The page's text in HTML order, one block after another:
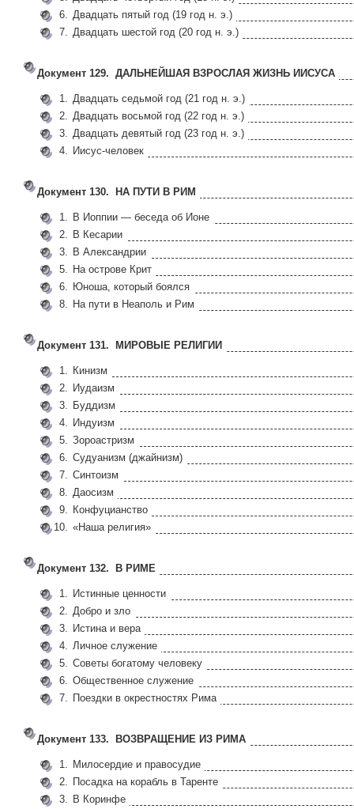
6. Двадцать пятый год (19 год н. э.)
7. Двадцать шестой год (20 год н. э.)
Документ 129. ДАЛЬНЕЙШАЯ ВЗРОСЛАЯ ЖИЗНЬ ИИСУСА
1. Двадцать седьмой год (21 год н. э.)
2. Двадцать восьмой год (22 год н. э.)
3. Двадцать девятый год (23 год н. э.)
4. Иисус-человек
Документ 130. НА ПУТИ В РИМ
1. В Иоппии — беседа об Ионе
2. В Кесарии
3. В Александрии
5. На острове Крит
6. Юноша, который боялся
8. На пути в Неаполь и Рим
Документ 131. МИРОВЫЕ РЕЛИГИИ
1. Кинизм
2. Иудаизм
3. Буддизм
4. Индуизм
5. Зороастризм
6. Судуанизм (джайнизм)
7. Синтоизм
8. Даосизм
9. Конфуцианство
10. «Наша религия»
Документ 132. В РИМЕ
1. Истинные ценности
2. Добро и зло
3. Истина и вера
4. Личное служение
5. Советы богатому человеку
6. Общественное служение
7. Поездки в окрестностях Рима
Документ 133. ВОЗВРАЩЕНИЕ ИЗ РИМА
1. Милосердие и правосудие
2. Посадка на корабль в Таренте
3. В Коринфе